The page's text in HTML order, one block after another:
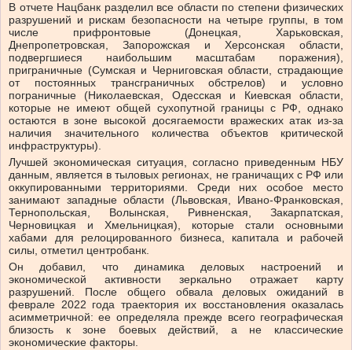
В отчете Нацбанк разделил все области по степени физических
разрушений и рискам безопасности на четыре группы, в том
числе прифронтовые (Донецкая, Харьковская,
Днепропетровская, Запорожская и Херсонская области,
подвергшиеся наибольшим масштабам поражения),
приграничные (Сумская и Черниговская области, страдающие
от постоянных трансграничных обстрелов) и условно
пограничные (Николаевская, Одесская и Киевская области,
которые не имеют общей сухопутной границы с РФ, однако
остаются в зоне высокой досягаемости вражеских атак из-за
наличия значительного количества объектов критической
инфраструктуры).
Лучшей экономическая ситуация, согласно приведенным НБУ
данным, является в тыловых регионах, не граничащих с РФ или
оккупированными территориями. Среди них особое место
занимают западные области (Львовская, Ивано-Франковская,
Тернопольская, Волынская, Ривненская, Закарпатская,
Черновицкая и Хмельницкая), которые стали основными
хабами для релоцированного бизнеса, капитала и рабочей
силы, отметил центробанк.
Он добавил, что динамика деловых настроений и
экономической активности зеркально отражает карту
разрушений. После общего обвала деловых ожиданий в
феврале 2022 года траектория их восстановления оказалась
асимметричной: ее определяла прежде всего географическая
близость к зоне боевых действий, а не классические
экономические факторы.